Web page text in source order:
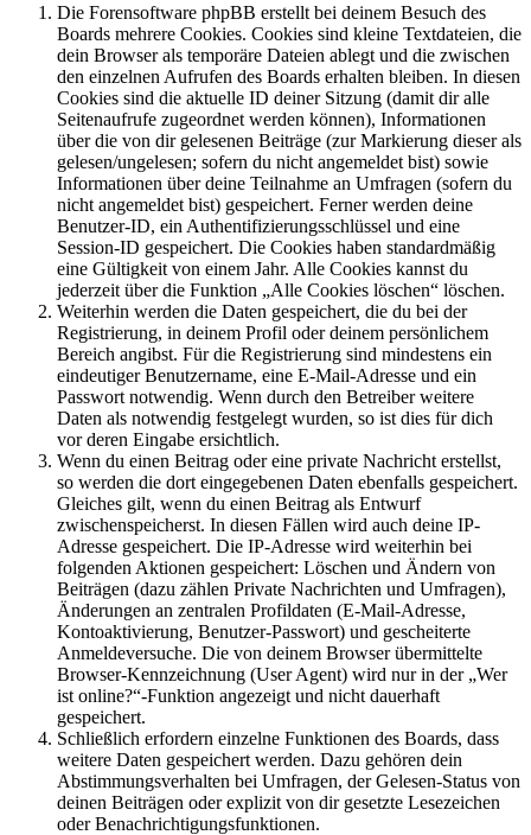
Die Forensoftware phpBB erstellt bei deinem Besuch des
Boards mehrere Cookies. Cookies sind kleine Textdateien, die
dein Browser als temporäre Dateien ablegt und die zwischen
den einzelnen Aufrufen des Boards erhalten bleiben. In diesen
Cookies sind die aktuelle ID deiner Sitzung (damit dir alle
Seitenaufrufe zugeordnet werden können), Informationen
über die von dir gelesenen Beiträge (zur Markierung dieser als
gelesen/ungelesen; sofern du nicht angemeldet bist) sowie
Informationen über deine Teilnahme an Umfragen (sofern du
nicht angemeldet bist) gespeichert. Ferner werden deine
Benutzer-ID, ein Authentifizierungsschlüssel und eine
Session-ID gespeichert. Die Cookies haben standardmäßig
eine Gültigkeit von einem Jahr. Alle Cookies kannst du
jederzeit über die Funktion „Alle Cookies löschen“ löschen.
Weiterhin werden die Daten gespeichert, die du bei der
Registrierung, in deinem Profil oder deinem persönlichem
Bereich angibst. Für die Registrierung sind mindestens ein
eindeutiger Benutzername, eine E-Mail-Adresse und ein
Passwort notwendig. Wenn durch den Betreiber weitere
Daten als notwendig festgelegt wurden, so ist dies für dich
vor deren Eingabe ersichtlich.
Wenn du einen Beitrag oder eine private Nachricht erstellst,
so werden die dort eingegebenen Daten ebenfalls gespeichert.
Gleiches gilt, wenn du einen Beitrag als Entwurf
zwischenspeicherst. In diesen Fällen wird auch deine IP-
Adresse gespeichert. Die IP-Adresse wird weiterhin bei
folgenden Aktionen gespeichert: Löschen und Ändern von
Beiträgen (dazu zählen Private Nachrichten und Umfragen),
Änderungen an zentralen Profildaten (E-Mail-Adresse,
Kontoaktivierung, Benutzer-Passwort) und gescheiterte
Anmeldeversuche. Die von deinem Browser übermittelte
Browser-Kennzeichnung (User Agent) wird nur in der „Wer
ist online?“-Funktion angezeigt und nicht dauerhaft
gespeichert.
Schließlich erfordern einzelne Funktionen des Boards, dass
weitere Daten gespeichert werden. Dazu gehören dein
Abstimmungsverhalten bei Umfragen, der Gelesen-Status von
deinen Beiträgen oder explizit von dir gesetzte Lesezeichen
oder Benachrichtigungsfunktionen.